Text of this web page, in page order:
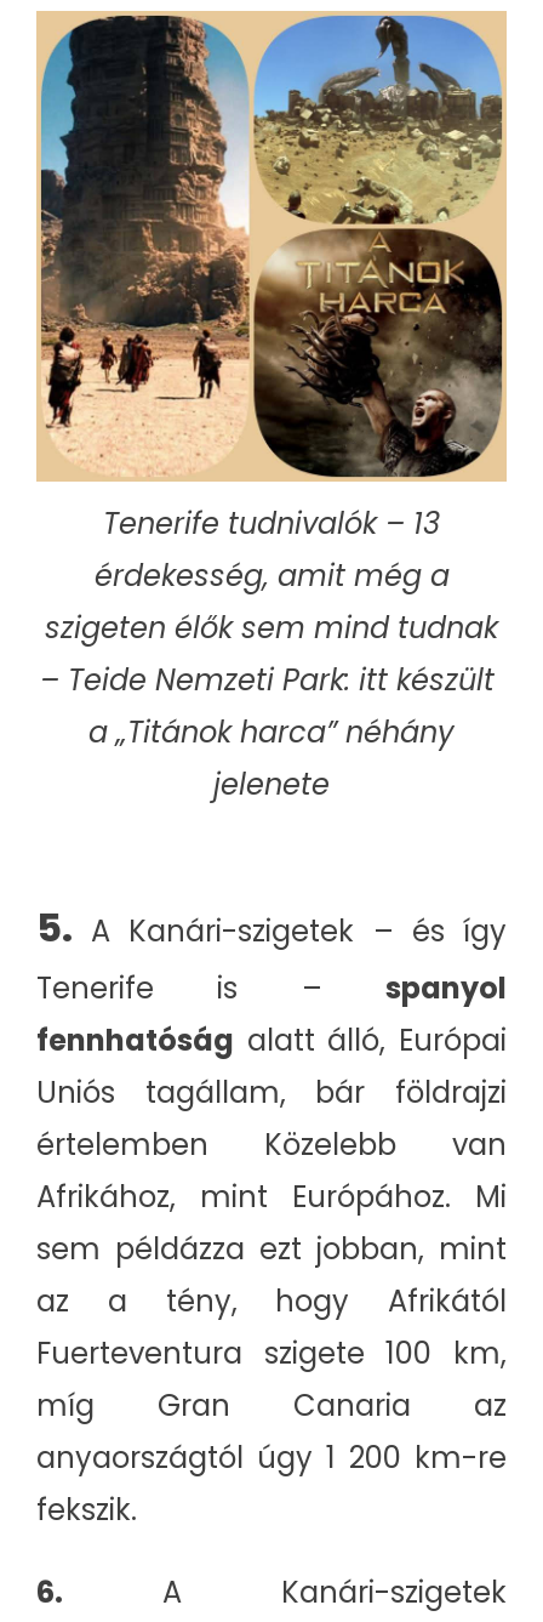
Tenerife tudnivalók – 13
érdekesség, amit még a
szigeten élők sem mind tudnak
– Teide Nemzeti Park: itt készült
a „Titánok harca” néhány
jelenete
5. A Kanári-szigetek – és így
Tenerife is – spanyol
fennhatóság alatt álló, Európai
Uniós tagállam, bár földrajzi
értelemben Közelebb van
Afrikához, mint Európához. Mi
sem példázza ezt jobban, mint
az a tény, hogy Afrikától
Fuerteventura szigete 100 km,
míg Gran Canaria az
anyaországtól úgy 1 200 km-re
fekszik.
6. A Kanári-szigetek